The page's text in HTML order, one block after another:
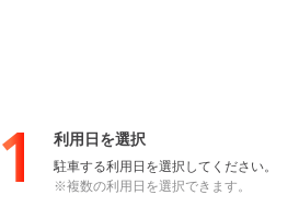
1 利用日を選択
駐車する利用日を選択してください。
※複数の利用日を選択できます。